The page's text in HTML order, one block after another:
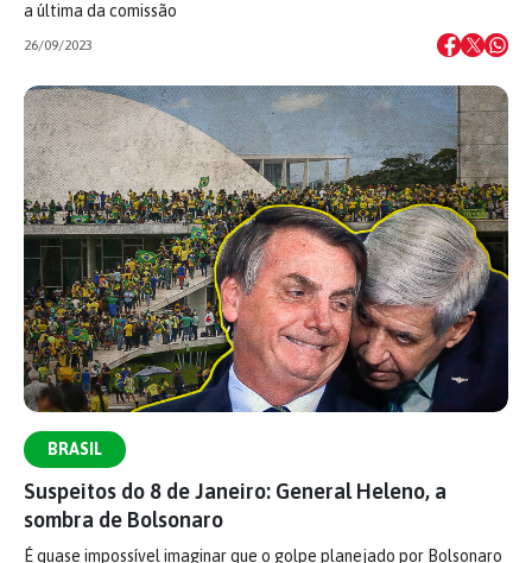
a última da comissão
26/09/2023
BRASIL
Suspeitos do 8 de Janeiro: General Heleno, a
sombra de Bolsonaro
É quase impossível imaginar que o golpe planejado por Bolsonaro